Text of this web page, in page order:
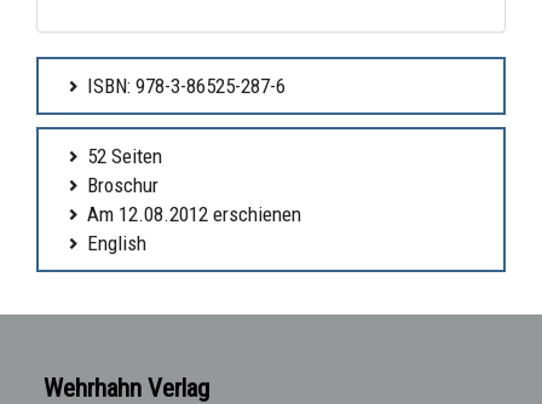
ISBN: 978-3-86525-287-6
52 Seiten
Broschur
Am 12.08.2012 erschienen
English
Wehrhahn Verlag